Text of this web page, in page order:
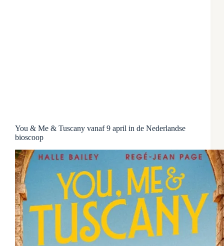
You & Me & Tuscany vanaf 9 april in de Nederlandse
bioscoop